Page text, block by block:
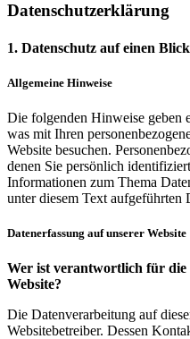
Datenschutzerklärung
1. Datenschutz auf einen Blick
Allgemeine Hinweise
Die folgenden Hinweise geben
was mit Ihren
Website besuchen.
denen Sie persönlich
Informationen zum Thema
unter diesem Text aufgeführten
Datenerfassung auf unserer Website
Wer ist verantwortlich für die
Website?
Die Datenverarbeitung auf
Websitebetreiber. Dessen